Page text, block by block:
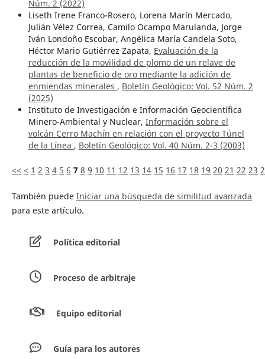
Núm. 2 (2022)
Liseth Irene Franco-Rosero, Lorena Marín Mercado,
Julián Vélez Correa, Camilo Ocampo Marulanda, Jorge
Iván Londoño Escobar, Angélica María Candela Soto,
Héctor Mario Gutiérrez Zapata, Evaluación de la
reducción de la movilidad de plomo de un relave de
plantas de beneficio de oro mediante la adición de
enmiendas minerales , Boletín Geológico: Vol. 52 Núm. 2
(2025)
Instituto de Investigación e Información Geocientífica
Minero-Ambiental y Nuclear, Información sobre el
volcán Cerro Machín en relación con el proyecto Túnel
de la Línea , Boletín Geológico: Vol. 40 Núm. 2-3 (2003)
<< < 1 2 3 4 5 6 7 8 9 10 11 12 13 14 15 16 17 18 19 20 21 22 23
También puede Iniciar una búsqueda de similitud avanzada
para este artículo.
Política editorial
Proceso de arbitraje
Equipo editorial
Guía para los autores